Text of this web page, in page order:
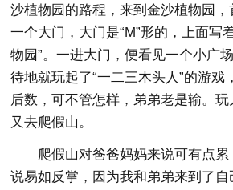
沙植物园的路程，来到金沙植物园
一个大门，大门是“M”形的，上面写
物园”。一进大门，便看见一个小广
待地就玩起了“一二三木头人”的游戏
后数，可不管怎样，弟弟老是输。
又去爬假山。
爬假山对爸爸妈妈来说可有点
说易如反掌，因为我和弟弟来到了